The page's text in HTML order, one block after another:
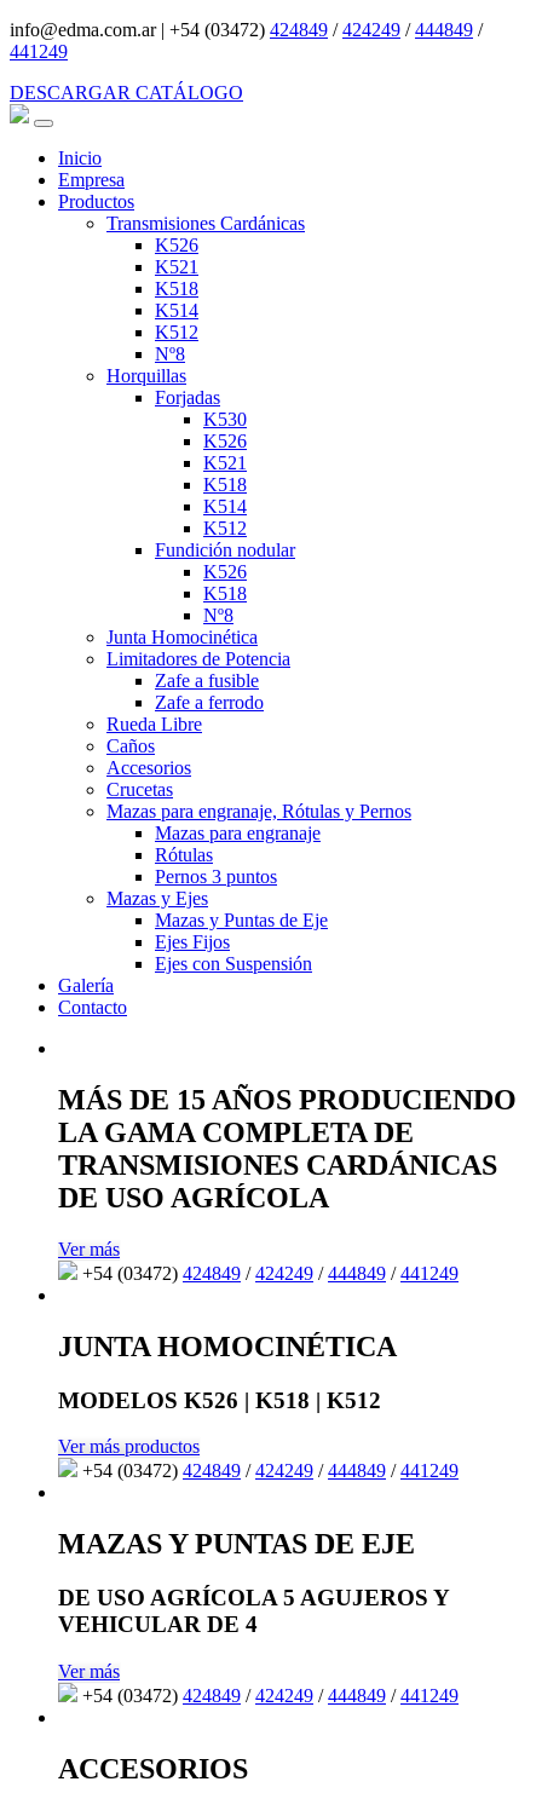
info@edma.com.ar| +54 (03472) 424849 /424249 /444849 /
441249
DESCARGAR CATÁLOGO
Inicio
Empresa
Productos
Transmisiones Cardánicas
K526
K521
K518
K514
K512
Nº8
Horquillas
Forjadas
K530
K526
K521
K518
K514
K512
Fundición nodular
K526
K518
Nº8
Junta Homocinética
Limitadores de Potencia
Zafe a fusible
Zafe a ferrodo
Rueda Libre
Caños
Accesorios
Crucetas
Mazas para engranaje, Rótulas y Pernos
Mazas para engranaje
Rótulas
Pernos 3 puntos
Mazas y Ejes
Mazas y Puntas de Eje
Ejes Fijos
Ejes con Suspensión
Galería
Contacto
MÁS DE 15 AÑOS PRODUCIENDO
LA GAMA COMPLETA DE
TRANSMISIONES CARDÁNICAS
DE USO AGRÍCOLA
Ver más
+54 (03472) 424849 /424249 /444849 /441249
JUNTA HOMOCINÉTICA
MODELOS K526 | K518 | K512
Ver más productos
+54 (03472) 424849 /424249 /444849 /441249
MAZAS Y PUNTAS DE EJE
DE USO AGRÍCOLA 5 AGUJEROS Y
VEHICULAR DE 4
Ver más
+54 (03472) 424849 /424249 /444849 /441249
ACCESORIOS